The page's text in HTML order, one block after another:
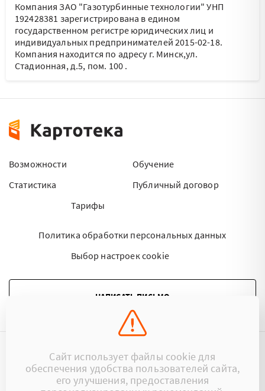
Компания ЗАО "Газотурбинные технологии" УНП
192428381 зарегистрирована в едином
государственном регистре юридических лиц и
индивидуальных предпринимателей 2015-02-18.
Компания находится по адресу г. Минск,ул.
Стадионная, д.5, пом. 100 .
Возможности
Статистика
Тарифы
Обучение
Публичный договор
Политика обработки персональных данных
Выбор настроек cookie
НАПИСАТЬ ПИСЬМО
©2015 - 2026 Kartoteka.by Все права защищены.
+375 (29) 17-383-17 ООО «Картотека»
Сайт использует файлы cookie для
обеспечения удобства пользователей сайта,
его улучшения, предоставления